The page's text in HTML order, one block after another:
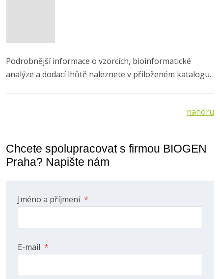
Podrobnější informace o vzorcích, bioinformatické
analýze a dodací lhůtě naleznete v přiloženém katalogu.
nahoru
Chcete spolupracovat s firmou BIOGEN
Praha? Napište nám
Jméno a příjmení *
E-mail *